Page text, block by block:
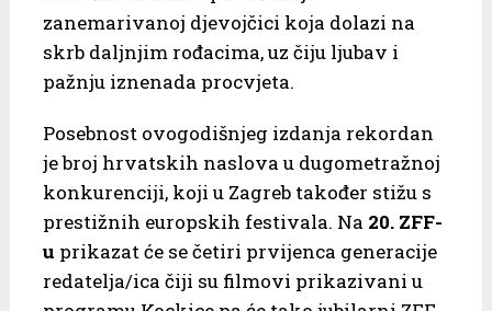
zanemarivanoj djevojčici koja dolazi na
skrb daljnjim rođacima, uz čiju ljubav i
pažnju iznenada procvjeta.
Posebnost ovogodišnjeg izdanja rekordan
je broj hrvatskih naslova u dugometražnoj
konkurenciji, koji u Zagreb također stižu s
prestižnih europskih festivala. Na 20. ZFF-
u prikazat će se četiri prvijenca generacije
redatelja/ica čiji su filmovi prikazivani u